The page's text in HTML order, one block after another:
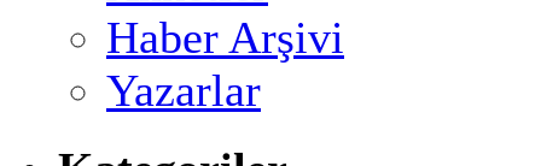
Haber Arşivi
Yazarlar